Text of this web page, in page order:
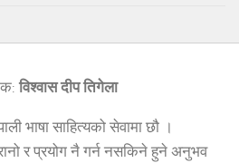
विश्वास दीप तिगेला
भाषा साहित्यको सेवामा छौ ।
र प्रयोग नै गर्न नसकिने हुने अनुभव